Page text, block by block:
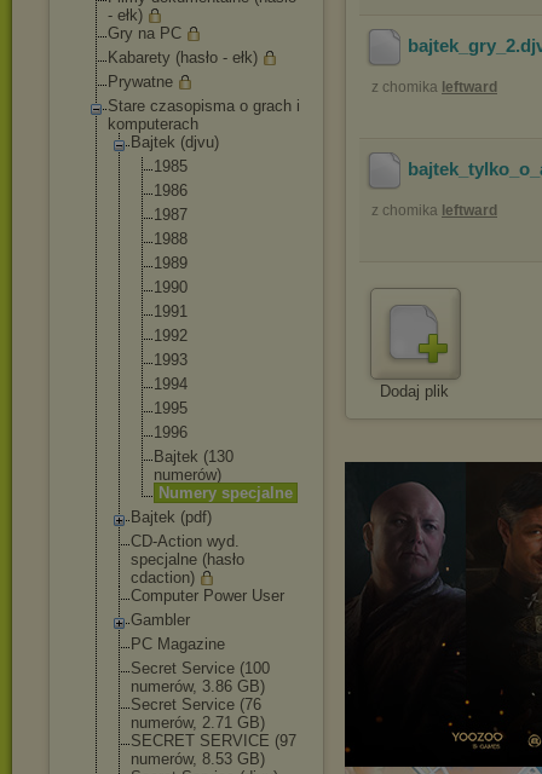
- ełk)
Gry na PC
Kabarety (hasło - ełk)
Prywatne
Stare czasopisma o grach i
komputerach
Bajtek (djvu)
1985
1986
1987
1988
1989
1990
1991
1992
1993
1994
1995
1996
Bajtek (130
numerów)
Numery specjalne
Bajtek (pdf)
CD-Action wyd.
specjalne (hasło
cdaction)
Computer Power User
Gambler
PC Magazine
Secret Service (100
numerów, 3.86 GB)
Secret Service (76
numerów, 2.71 GB)
SECRET SERVICE (97
numerów, 8.53 GB)
bajtek_gry_2
z chomika leftward
z chomika leftward
Dodaj plik